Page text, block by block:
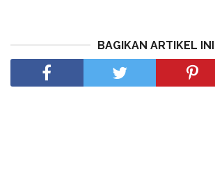
BAGIKAN ARTIKEL INI